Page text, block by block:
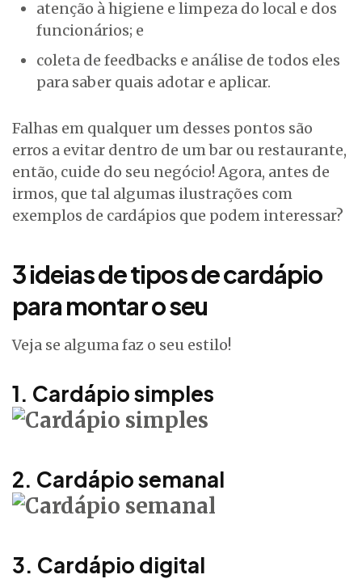
atenção à higiene e limpeza do local e dos
funcionários; e
coleta de feedbacks e análise de todos eles
para saber quais adotar e aplicar.
Falhas em qualquer um desses pontos são
erros a evitar dentro de um bar ou restaurante,
então, cuide do seu negócio! Agora, antes de
irmos, que tal algumas ilustrações com
exemplos de cardápios que podem interessar?
3 ideias de tipos de cardápio
para montar o seu
Veja se alguma faz o seu estilo!
1. Cardápio simples
2. Cardápio semanal
3. Cardápio digital